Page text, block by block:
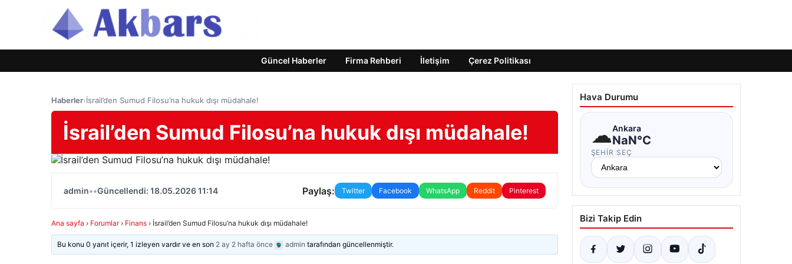
Güncel Haberler Firma Rehberi İletişim Çerez Politikası
Haberler›İsrail’den Sumud Filosu’na hukuk dışı müdahale!
İsrail’den Sumud Filosu’na hukuk dışı müdahale!
admin••Güncellendi: 18.05.2026 11:14 Paylaş: Twitter Facebook WhatsApp Reddit Pinterest
Ana sayfa › Forumlar › Finans › İsrail’den Sumud Filosu’na hukuk dışı müdahale!
Bu konu 0 yanıt içerir, 1 izleyen vardır ve en son 2 ay 2 hafta önce admin tarafından güncellenmiştir.
Hava Durumu
☁Ankara
NaN°C
ŞEHIR SEÇ
Bizi Takip Edin